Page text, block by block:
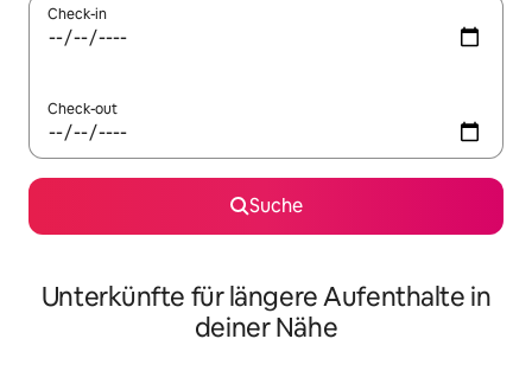
Check-in
Check-out
Suche
Unterkünfte für längere Aufenthalte in
deiner Nähe